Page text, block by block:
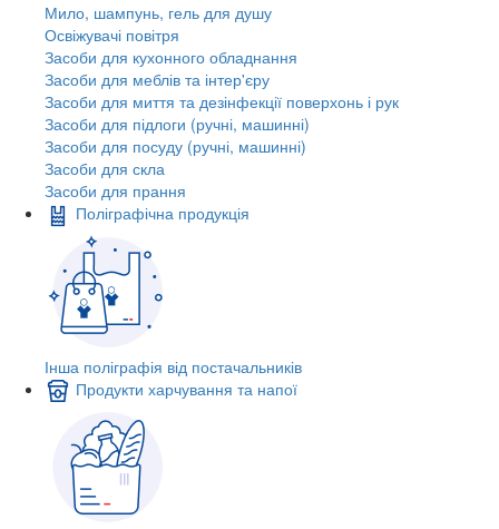
Мило, шампунь, гель для душу
Освіжувачі повітря
Засоби для кухонного обладнання
Засоби для меблів та інтер'єру
Засоби для миття та дезінфекції поверхонь і рук
Засоби для підлоги (ручні, машинні)
Засоби для посуду (ручні, машинні)
Засоби для скла
Засоби для прання
Поліграфічна продукція
Інша поліграфія від постачальників
Продукти харчування та напої